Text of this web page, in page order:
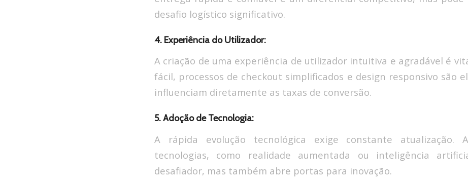
desafio logístico significativo.
4. Experiência do Utilizador:
A criação de uma experiência de utilizador intuitiva e agradável é
fácil, processos de checkout simplificados e design responsivo são
influenciam diretamente as taxas de conversão.
5. Adoção de Tecnologia:
A rápida evolução tecnológica exige constante atualização.
tecnologias, como realidade aumentada ou inteligência
desafiador, mas também abre portas para inovação.